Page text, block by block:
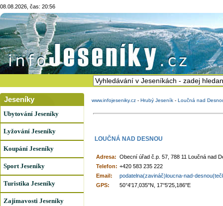
08.08.2026, čas: 20:56
Jeseníky
Ubytování Jeseníky
Lyžování Jeseníky
Koupání Jeseníky
Sport Jeseníky
Turistika Jeseníky
Zajímavosti Jeseníky
www.infojeseniky.cz - Hrubý Jeseník - Loučná nad
LOUČNÁ NAD DESNOU
Adresa: Obecní úřad č.p. 57, 788 11 Loučná nad
Telefon: +420 583 235 222
Email:
podatelna(zavináč)loucna-nad-
GPS:
50°4'17,035"N, 17°5'25,186"E